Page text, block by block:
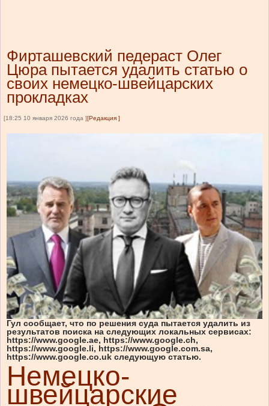
Фирташевский педераст Олег
Цюра пытается удалить статью о
своих немецко-швейцарских
прокладках
[18:25 10 января 2026 года ] [Редакция ]
Гул сообщает, что по решения суда пытается удалить из
результатов поиска на следующих локальных сервисах:
https://www.google.ae, https://www.google.ch,
https://www.google.li, https://www.google.com.sa,
https://www.google.co.uk следующую статью.
Немецко-
швейцарские